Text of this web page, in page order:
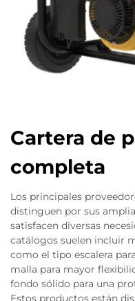
Cartera de
completa
Los principales
distinguen por sus
satisfacen diversas
catálogos suelen incluir
como el tipo escalera
malla para mayor
fondo sólido para una
Estos productos están